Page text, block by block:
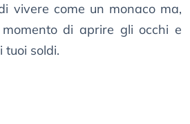
vivere come un monaco ma,
di aprire gli occhi e
tuoi soldi.